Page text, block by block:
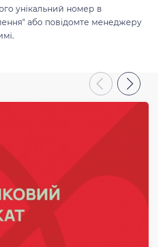
унікальний номер в
або повідомте менеджеру